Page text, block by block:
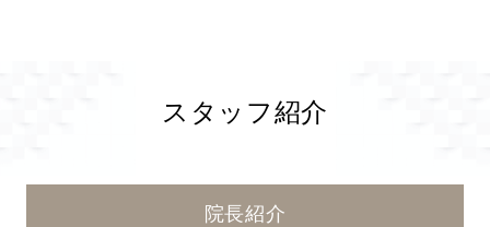
スタッフ紹介
院長紹介